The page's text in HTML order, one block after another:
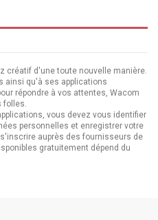
créatif d'une toute nouvelle manière.
ainsi qu'à ses applications
répondre à vos attentes, Wacom
folles.
vous devez vous identifier
personnelles et enregistrer votre
auprès des fournisseurs de
gratuitement dépend du